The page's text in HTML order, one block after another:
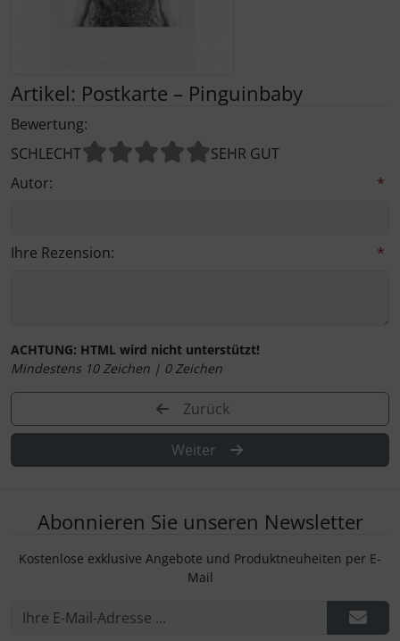
Artikel: Postkarte – Pinguinbaby
Bewertung:
SCHLECHT
SEHR GUT
Autor:
*
Ihre Rezension: *
ACHTUNG: HTML wird nicht unterstützt!
Mindestens 10 Zeichen | 0Zeichen
Zurück
Weiter
Abonnieren Sie unseren Newsletter
Kostenlose exklusive Angebote und Produktneuheiten per E-
Mail
Postkarten - Retro / Vintage
Postkarten - Hochzeit / Geburt / Genesung
Postkarten - Weihnachten
Klappkarten - Hochzeit / Geburt / Genesung / Trauer
Klappkarten - Weihnachten
Klappkarten - Verschiedenes